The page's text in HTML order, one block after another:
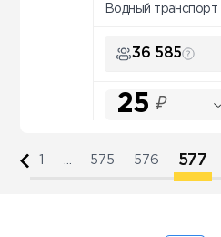
Водный транспорт
36 585
25 ₽
575 576 577